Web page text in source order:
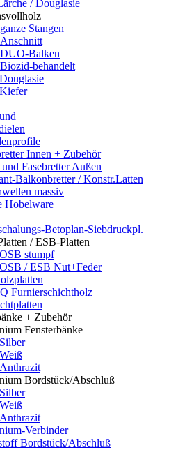
/ Douglasie
Stangen
Balken
behandelt
Innen + Zubehör
Fasebretter Außen
Balkonbretter / Konstr.Latten
massiv
Hobelware
Betoplan-Siebdruckpl.
/ ESB-Platten
OSB stumpf
OSB / ESB Nut+Feder
Furnierschichtholz
+ Zubehör
Fensterbänke
Silber
Weiß
Anthrazit
Bordstück/Abschluß
Silber
Weiß
Anthrazit
Verbinder
Bordstück/Abschluß